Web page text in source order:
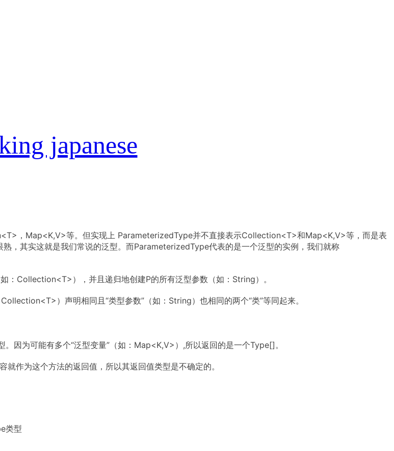
japanese
，Map<K,V>等。但实现上 ParameterizedType并不直接表示Collection<T>和Map<K,V>等，而是表
其实这就是我们常说的泛型。而ParameterizedType代表的是一个泛型的实例，我们就称
Collection<T>），并且递归地创建P的所有泛型参数（如：String）。
）声明相同且“类型参数”（如：String）也相同的两个“类”等同起来。
因为可能有多个“泛型变量”（如：Map<K,V>）,所以返回的是一个Type[]。
作为这个方法的返回值，所以其返回值类型是不确定的。
类型